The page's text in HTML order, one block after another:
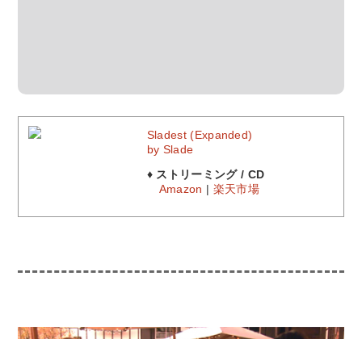
Sladest (Expanded)
by Slade
♦ ストリーミング / CD
Amazon
楽天市場